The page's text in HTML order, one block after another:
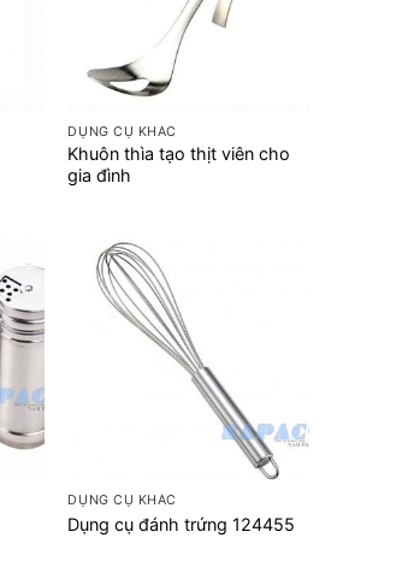
+
DỤNG CỤ KHÁC
Khuôn thìa tạo thịt viên cho
gia đình
DỤNG CỤ KHÁC
Dụng cụ đánh trứng 124455